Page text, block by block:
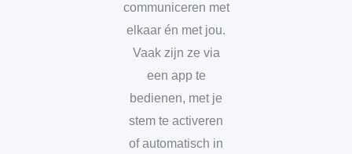
communiceren met
elkaar én met jou.
Vaak zijn ze via
een app te
bedienen, met je
stem te activeren
of automatisch in